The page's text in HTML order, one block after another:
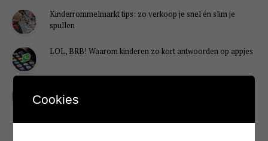
Kinderrommelmarkt tips: zo verkoop je snel én slim je
spullen
LOL, BRB! Waarom kinderen zo kort antwoorden op appjes
Cookies